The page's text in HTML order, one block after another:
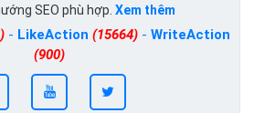
SEO phù hợp. Xem thêm
- LikeAction (15664)- WriteAction
(900)